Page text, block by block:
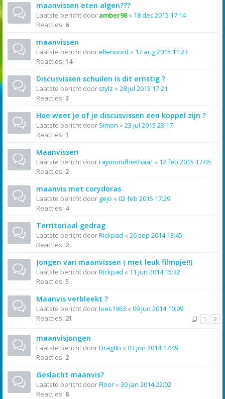
maanvissen eten algen???
Laatste bericht door amber98« 18 dec 2015 17:14
Reacties: 6
maanvissen
Laatste bericht doorellenoord « 17 aug 2015 11:23
Reacties: 14
Discusvissen schuilen is dit ernstig ?
Laatste bericht door stylz « 28 jul 2015 17:21
Reacties: 3
Hoe weet je of je discusvissen een koppel zijn ?
Laatste bericht door Simon « 23 jul 2015 23:17
Reacties: 1
Maanvissen
Laatste bericht doorraymondhiethaar « 12 feb 2015 17:05
Reacties: 2
maanvis met corydoras
Laatste bericht door gejo « 02 feb 2015 17:29
Reacties: 4
Territoriaal gedrag
Laatste bericht doorRickpad « 26 sep 2014 13:45
Reacties: 2
Jongen van maanvissen ( met leuk filmpje!!)
Laatste bericht doorRickpad « 11 jun 2014 15:32
Reacties: 5
Maanvis verbleekt ?
Laatste bericht doorloes1963 « 09 jun 2014 10:09
Reacties: 21 1 2
maanvisjongen
Laatste bericht doorDrag0n « 03 jun 2014 17:49
Reacties: 2
Geslacht maanvis?
Laatste bericht doorFloor « 30 jan 2014 22:02
Reacties: 8